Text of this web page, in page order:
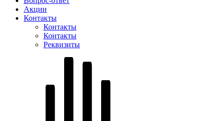
Акции
Контакты
Контакты
Контакты
Реквизиты